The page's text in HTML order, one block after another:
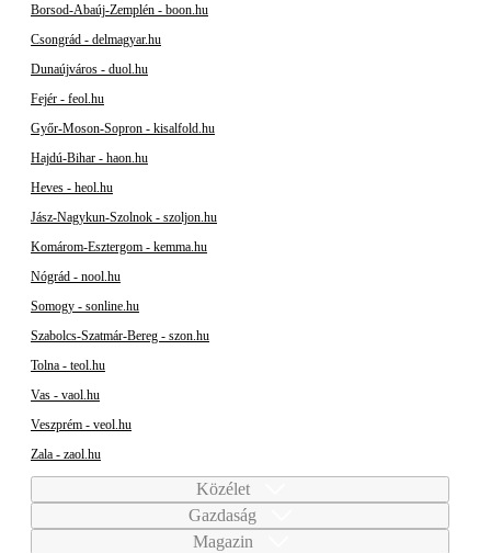
Borsod-Abaúj-Zemplén - boon.hu
Csongrád - delmagyar.hu
Dunaújváros - duol.hu
Fejér - feol.hu
Győr-Moson-Sopron - kisalfold.hu
Hajdú-Bihar - haon.hu
Heves - heol.hu
Jász-Nagykun-Szolnok - szoljon.hu
Komárom-Esztergom - kemma.hu
Nógrád - nool.hu
Somogy - sonline.hu
Szabolcs-Szatmár-Bereg - szon.hu
Tolna - teol.hu
Vas - vaol.hu
Veszprém - veol.hu
Zala - zaol.hu
Közélet
Gazdaság
Magazin